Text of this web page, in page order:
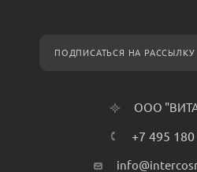
ПОДПИСАТЬСЯ НА РАССЫЛКУ
ООО
+7 495 180